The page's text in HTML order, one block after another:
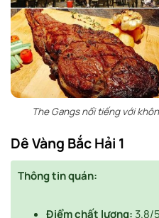
The Gangs nổi tiếng với
Dê Vàng Bắc Hải 1
Thông tin quán:
Điểm chất lượng: 3.8/